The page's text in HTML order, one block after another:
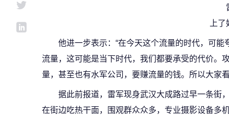
上
他进一步表示：“在今天这个流量的时代，可
流量，这可能是当下时代，我们都要承受的代价。
量，甚至也有水军公司，要赚流量的钱。所以大家
据此前报道，雷军现身武汉大成路过早一条街
在街边吃热干面，围观群众众多，专业摄影设备多